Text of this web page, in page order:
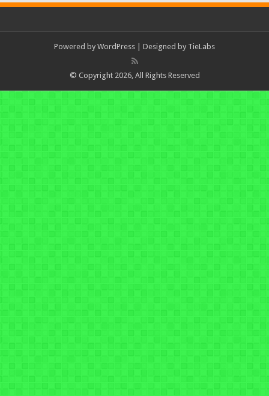
Powered by WordPress | Designed by TieLabs
© Copyright 2026, All Rights Reserved